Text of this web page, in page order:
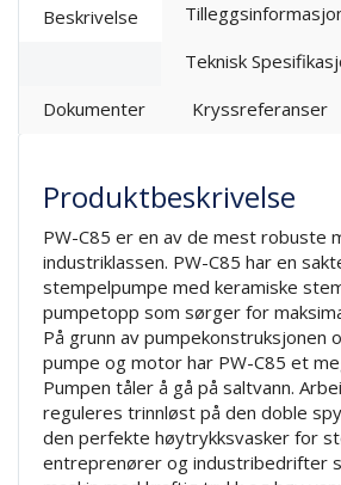
Beskrivelse
Teknisk
Dokumenter
Kryssreferanser
Produktbeskrivelse
PW-C85 er en av de mest robuste
industriklassen. PW-C85 har en
stempelpumpe med keramiske
pumpetopp som sørger for
På grunn av pumpekonstruksjonen
pumpe og motor har PW-C85 et
Pumpen tåler å gå på saltvann.
reguleres trinnløst på den doble
den perfekte høytrykksvasker for
entreprenører og industribedrifter